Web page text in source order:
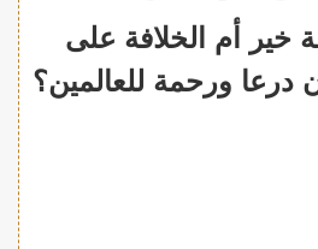
خير أم الخلافة على
درعا ورحمة للعالمين؟